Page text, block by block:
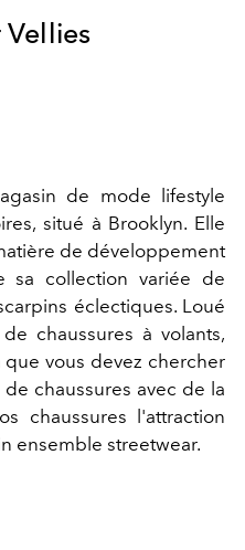
de mode lifestyle
situé à Brooklyn. Elle
de développement
sa collection variée de
éclectiques. Loué
chaussures à volants,
vous devez chercher
chaussures avec de la
chaussures l'attraction
ensemble streetwear.